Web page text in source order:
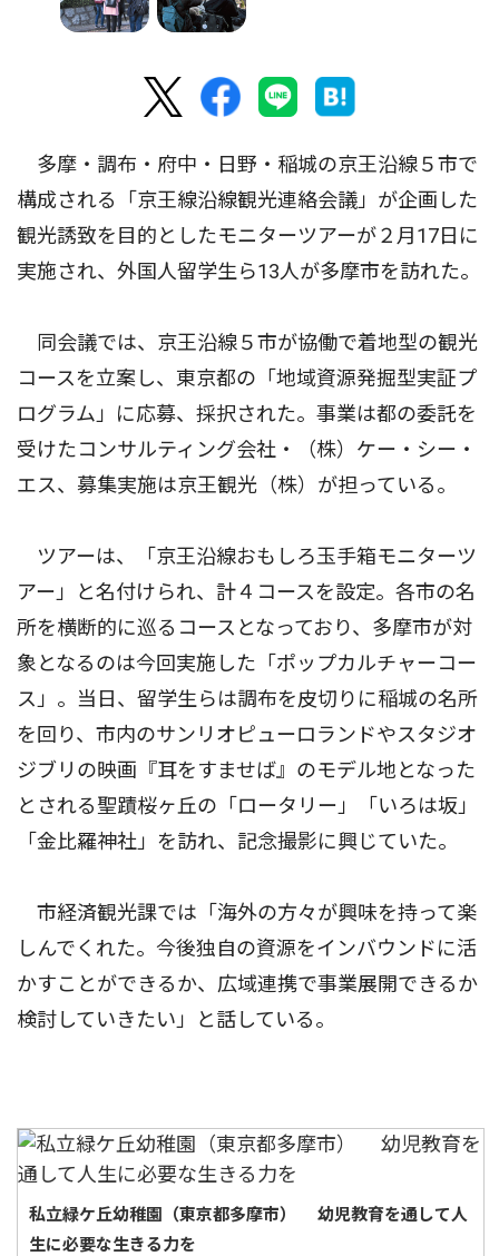
多摩・調布・府中・日野・稲城の京王沿線５市で
構成される「京王線沿線観光連絡会議」が企画した
観光誘致を目的としたモニターツアーが２月17日に
実施され、外国人留学生ら13人が多摩市を訪れた。
同会議では、京王沿線５市が協働で着地型の観光
コースを立案し、東京都の「地域資源発掘型実証プ
ログラム」に応募、採択された。事業は都の委託を
受けたコンサルティング会社・（株）ケー・シー・
エス、募集実施は京王観光（株）が担っている。
ツアーは、「京王沿線おもしろ玉手箱モニターツ
アー」と名付けられ、計４コースを設定。各市の名
所を横断的に巡るコースとなっており、多摩市が対
象となるのは今回実施した「ポップカルチャーコー
ス」。当日、留学生らは調布を皮切りに稲城の名所
を回り、市内のサンリオピューロランドやスタジオ
ジブリの映画『耳をすませば』のモデル地となった
とされる聖蹟桜ヶ丘の「ロータリー」「いろは坂」
「金比羅神社」を訪れ、記念撮影に興じていた。
市経済観光課では「海外の方々が興味を持って楽
しんでくれた。今後独自の資源をインバウンドに活
かすことができるか、広域連携で事業展開できるか
検討していきたい」と話している。
私立緑ケ丘幼稚園（東京都多摩市） 幼児教育を通して人
生に必要な生きる力を